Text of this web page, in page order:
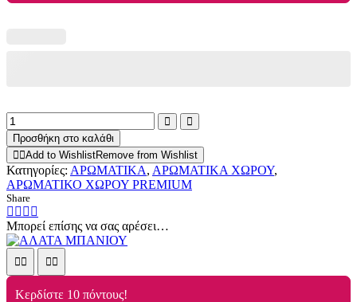
ΑΡΩΜΑΤΙΚΟ
ΧΩΡΟΥ
ΜΕ
PREMIUM
ΑΡΩΜΑ
ποσότητα
Προσθήκη στο καλάθι
Add to WishlistRemove from Wishlist
Κατηγορίες: ΑΡΩΜΑΤΙΚΑ, ΑΡΩΜΑΤΙΚΑ ΧΩΡΟΥ,
ΑΡΩΜΑΤΙΚΟ ΧΩΡΟΥ PREMIUM
Share
Μπορεί επίσης να σας αρέσει…
Κερδίστε 10 πόντους!